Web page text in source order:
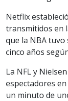
Netflix
transmitidos en
que la NBA
cinco años
La NFL y
espectadores
un minuto de